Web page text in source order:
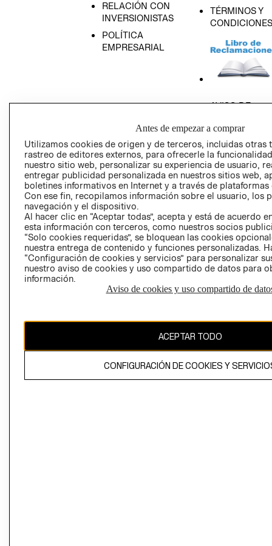
RELACIÓN CON
INVERSIONISTAS
POLÍTICA
EMPRESARIAL
TÉRMINOS Y
CONDICIONES
AVISO DE
GIFT CARD
AVISO DE
Perú (S/)
CAMBIAR REGIÓN
propiedad de H&M Hennes & Mauritz AB
Antes de empezar a comprar
Utilizamos cookies de origen y de terceros, incluidas otras
rastreo de editores externos, para ofrecerle la
nuestro sitio web, personalizar su experiencia de usuario,
entregar publicidad personalizada en nuestros sitios web,
boletines informativos en Internet y a través de plataformas
Con ese fin, recopilamos información sobre el usuario, los
navegación y el dispositivo.
Al hacer clic en “Aceptar todas”, acepta y está de acuerdo
esta información con terceros, como nuestros socios
“Solo cookies requeridas”, se bloquean las cookies
nuestra entrega de contenido y funciones personalizadas.
“Configuración de cookies y servicios” para personalizar
nuestro aviso de cookies y uso compartido de datos para
información.
Aviso de cookies y uso compartido de
ACEPTAR TODO
CONFIGURACIÓN DE COOKIES Y